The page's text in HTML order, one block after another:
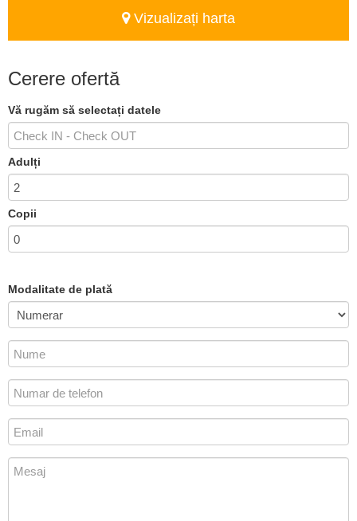
Vizualizați harta
Cerere ofertă
Vă rugăm să selectați datele
Adulți
Copii
Modalitate de plată